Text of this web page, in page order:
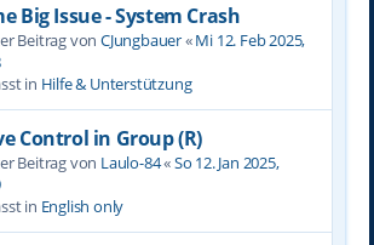
Big Issue - System Crash
Beitrag von CJungbauer«Mi 12. Feb 2025,
in Hilfe & Unterstützung
Control in Group (R)
Beitrag von Laulo-84«So 12. Jan 2025,
in English only